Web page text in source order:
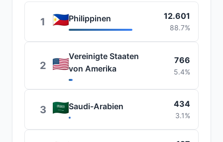
1 Philippinen 12.601
88.7%
2
Vereinigte Staaten
von Amerika
766
5.4%
3 Saudi-Arabien 434
3.1%